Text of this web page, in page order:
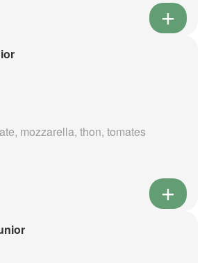
mozzarella, thon, tomates